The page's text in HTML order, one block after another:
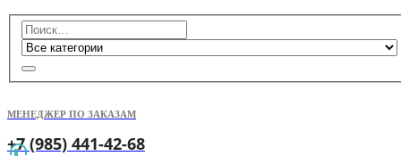
МЕНЕДЖЕР ПО ЗАКАЗАМ
+7 (985) 441-42-68